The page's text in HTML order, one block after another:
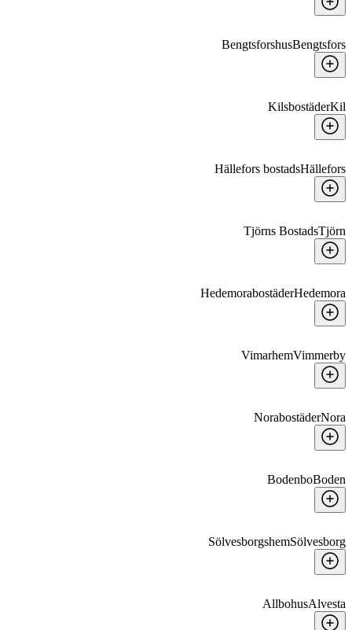
BengtsforshusBengtsfors
KilsbostäderKil
Hällefors bostadsHällefors
Tjörns BostadsTjörn
HedemorabostäderHedemora
VimarhemVimmerby
NorabostäderNora
BodenboBoden
SölvesborgshemSölvesborg
AllbohusAlvesta